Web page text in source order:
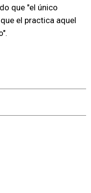
que "el único
el practica aquel